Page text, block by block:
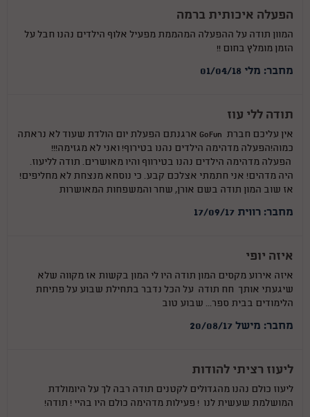
הפעלה איכותית ברמה
המוון תודה על ההפעלה המהממת מפעיל אלוף הילדים נהנו חבל על
הזמן מומלץ בחום !!
מחבר: מלי 01/04/18
תודה ללי עוז
אין עליכם חברת GoFun ארגנתם הפעלת יום הולדת שעוד לא נראתה
כמוה!הפעלה מדהימה הילדים נהנו בטירוף! ואני לא מגזימה!!!
הפעלה מדהימה הילדים נהנו בטירווף והיו מאושרים. תודה לליעוז.
היה מדהים! אני חתמתי אצלכם קבע. כי נוסחא מנצחת לא מחליפים!
אז שוב המון תודה בשם אורן, שחר והמשפחות המאושרות
מחבר: רווית 17/09/17
איזה יופי
איזה אירוע מקסים המון תודה היו לי המון בקשות אז מקווה שלא
שיגעתי אותך חח תודה על הכל נדבר בתחילת שבוע על פתיחת
הלימודים בבית ספר... שבוע טוב
מחבר: מישל 20/08/17
ליעוז רציתי להודות
ליעוז כולם נהנו מהגדולים לקטנים תודה רבה לך על היומולדת
המושלמת שעשית לנו ! פעילות מדהימה כולם היו בהיי ! תודה!